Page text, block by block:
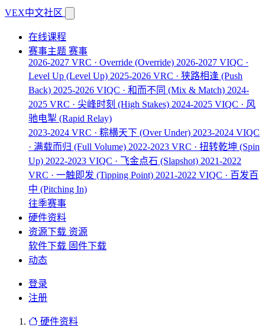
VEX中文社区
在线课程
赛事主题 赛事
2026-2027 VRC · Override (Override) 2026-2027 VIQC ·
Level Up (Level Up) 2025-2026 VRC · 狭路相逢 (Push
Back) 2025-2026 VIQC · 和而不同 (Mix & Match) 2024-
2025 VRC · 尖峰时刻 (High Stakes) 2024-2025 VIQC · 风
驰电掣 (Rapid Relay)
2023-2024 VRC · 粽横天下 (Over Under) 2023-2024 VIQC
· 满载而归 (Full Volume) 2022-2023 VRC · 扭转乾坤 (Spin
Up) 2022-2023 VIQC · 飞金点石 (Slapshot) 2021-2022
VRC · 一触即发 (Tipping Point) 2021-2022 VIQC · 百发百
中 (Pitching In)
往季赛事
硬件资料
资源下载 资源
软件下载 固件下载
动态
登录
注册
硬件资料